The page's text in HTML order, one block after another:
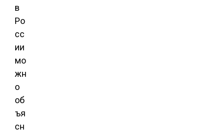
в
Ро
сс
ии
мо
жн
о
об
ъя
сн